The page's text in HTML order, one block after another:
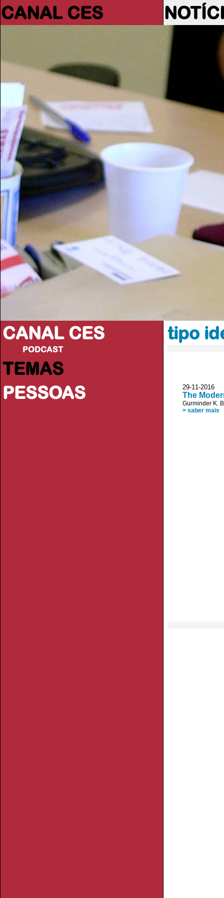
CANAL CES
CANAL CES
PODCAST
TEMAS
PESSOAS
tipo
29-11-
The
Gurminder K.
> saber mais